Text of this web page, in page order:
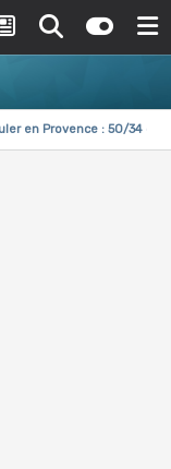
en Provence : 50/34 ou